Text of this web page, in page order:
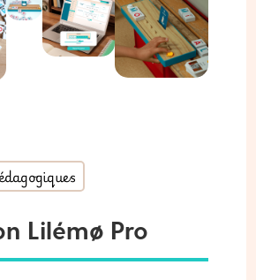
Lilémø Pro